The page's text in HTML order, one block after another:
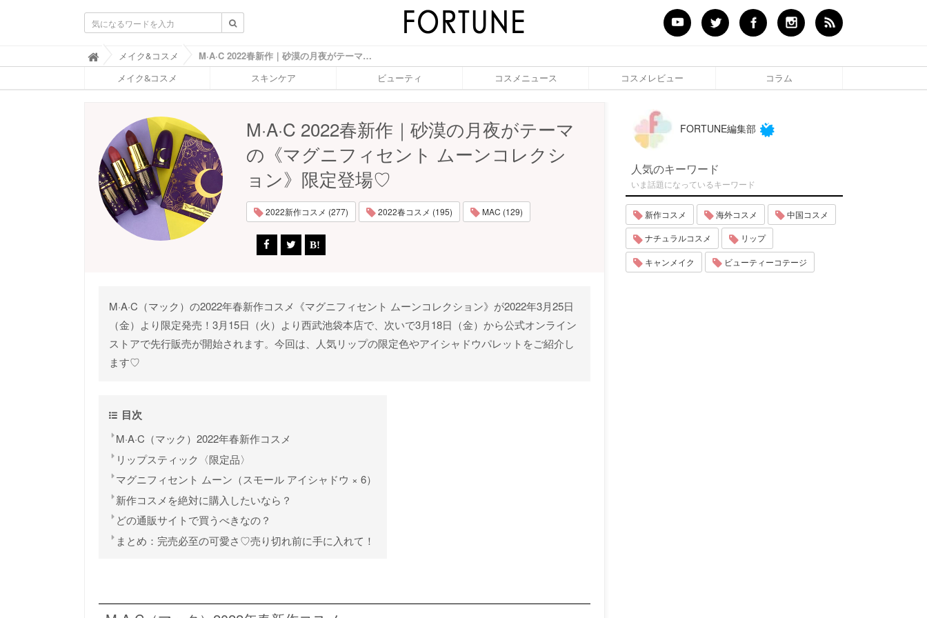
ふ
ぉ
ち
O
R
T
U
N
メイク&コスメ M·A·C 2022春新作｜砂漠の月夜がテーマの《マグニフィセント ムーンコレクション》限定登場♡ - ふぉーちゅん(FORTUNE)
メイク&コスメ スキンケア ビューティ コスメニュース コスメレビュー コラム
M·A·C 2022春新作｜砂漠の月夜がテーマ
の《マグニフィセント ムーンコレクシ
ョン》限定登場♡
2022新作コスメ (277) 2022春コスメ (195) MAC (129)
M·A·C（マック）の2022年春新作コスメ《マグニフィセント ムーンコレクション》が2022年3月25日
（金）より限定発売！3月15日（火）より西武池袋本店で、次いで3月18日（金）から公式オンライン
ストアで先行販売が開始されます。今回は、人気リップの限定色やアイシャドウパレットをご紹介し
ます♡
目次
M·A·C（マック）2022年春新作コスメ
リップスティック〈限定品〉
マグニフィセント ムーン（スモール アイシャドウ × 6）
新作コスメを絶対に購入したいなら？
どの通販サイトで買うべきなの？
まとめ：完売必至の可愛さ♡売り切れ前に手に入れて！
FORTUNE編集部
人気のキーワード
いま話題になっているキーワード
新作コスメ 海外コスメ 中国コスメ
ナチュラルコスメ リップ
キャンメイク ビューティーコテージ